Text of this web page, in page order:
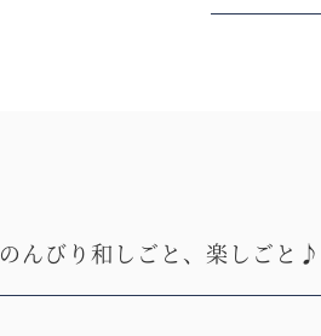
のんびり和しごと、楽しごと♪